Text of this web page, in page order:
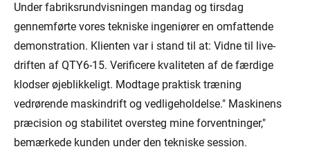
Under fabriksrundvisningen mandag og tirsdag
gennemførte vores tekniske ingeniører en omfattende
demonstration. Klienten var i stand til at: Vidne til live-
driften af ​​QTY6-15. Verificere kvaliteten af ​​de færdige
klodser øjeblikkeligt. Modtage praktisk træning
vedrørende maskindrift og vedligeholdelse." Maskinens
præcision og stabilitet oversteg mine forventninger,"
bemærkede kunden under den tekniske session.